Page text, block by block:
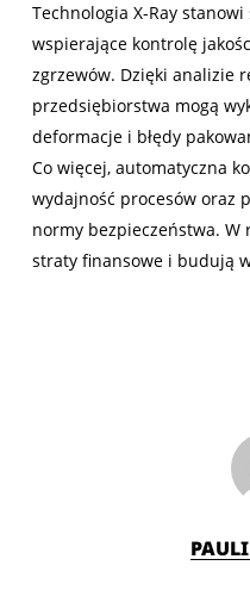
Technologia X-Ray
wspierające kontrolę
zgrzewów. Dzięki analizie
przedsiębiorstwa mogą
deformacje i błędy
Co więcej, automatyczna
wydajność procesów oraz
normy bezpieczeństwa.
straty finansowe i budują